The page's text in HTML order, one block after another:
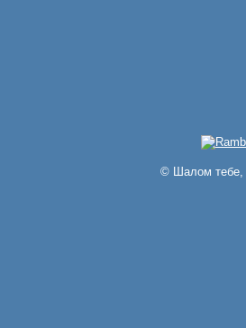
© Шалом тебе,